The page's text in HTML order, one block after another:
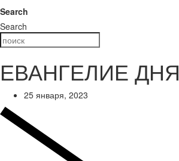
Search
Search
ЕВАНГЕЛИЕ ДНЯ
25 января, 2023